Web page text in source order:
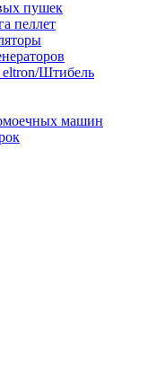
пушек
пеллет
Штибель
машин